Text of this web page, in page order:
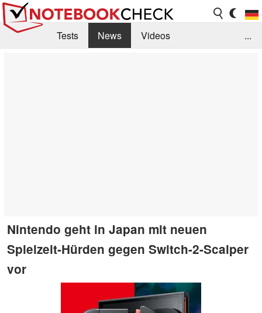
Tests News
Videos
...
Nintendo geht in Japan mit neuen
Spielzeit-Hürden gegen Switch-2-Scalper
vor